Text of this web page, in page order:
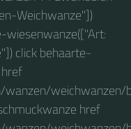
Weichwanze"])
click behaarte-
wanzen/weichwanzen/
href